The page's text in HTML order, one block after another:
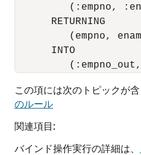
(:empno,
      RETURNING
(empno,
      INTO
この項には次のトピックが
のルール
関連項目:
バインド操作実行の詳細は、